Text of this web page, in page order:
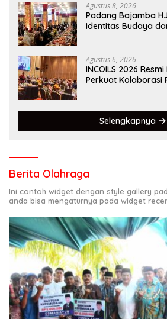
Agustus 8, 2026
Padang Bajamba
Identitas Budaya
Agustus 6, 2026
INCOILS 2026
Perkuat Kolaborasi
Selengkapnya
Berita Olahraga
Ini contoh widget dengan style gallery
anda bisa mengaturnya pada widget